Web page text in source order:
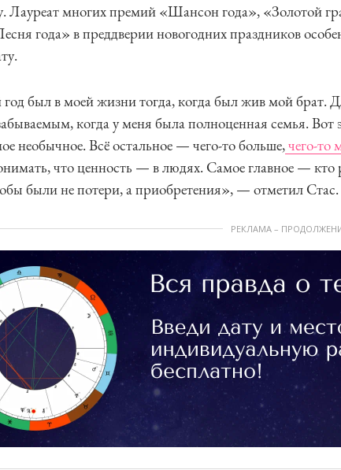
Лауреат многих премий «Шансон года», «Золотой
года» в преддверии новогодних праздников
был в моей жизни тогда, когда был жив мой брат.
когда у меня была полноценная семья. Вот
необычное. Всё остальное — чего-то больше,чего-то
что ценность — в людях. Самое главное — кто
были не потери, а приобретения», — отметил Стас.
РЕКЛАМА –